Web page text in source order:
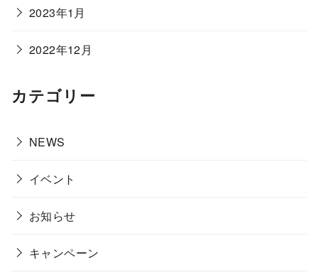
2023年1月
2022年12月
カテゴリー
NEWS
イベント
お知らせ
キャンペーン